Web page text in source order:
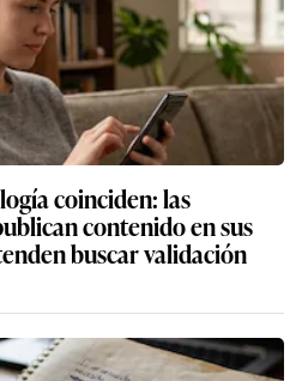
coinciden: las
contenido en sus
buscar validación